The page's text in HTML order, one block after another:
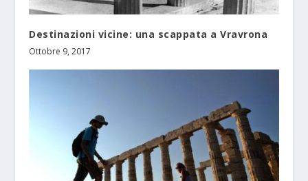
Destinazioni vicine: una scappata a Vravrona
Ottobre 9, 2017